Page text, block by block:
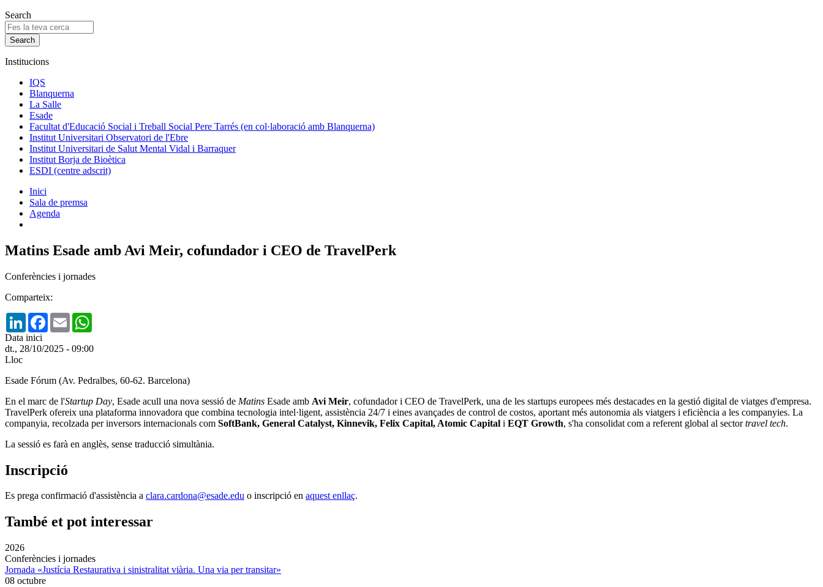
Search
Institucions
IQS
Blanquerna
La Salle
Esade
Facultat d'Educació Social i Treball Social Pere Tarrés (en col·laboració amb Blanquerna)
Institut Universitari Observatori de l'Ebre
Institut Universitari de Salut Mental Vidal i Barraquer
Institut Borja de Bioètica
ESDI (centre adscrit)
Inici
Sala de premsa
Agenda
Matins Esade amb Avi Meir, cofundador i CEO de TravelPerk
Conferències i jornades
Comparteix:
LinkedInFacebook
Email
Data inici
dt., 28/10/2025 - 09:00
Lloc
Esade Fórum (Av. Pedralbes, 60-62. Barcelona)
En el marc de l'Startup Day, Esade acull una nova sessió de Matins Esade amb Avi Meir, cofundador i CEO de TravelPerk, una de les startups europees més destacades en la gestió digital de viatges d'empresa.
TravelPerk ofereix una plataforma innovadora que combina tecnologia intel·ligent, assistència 24/7 i eines avançades de control de costos, aportant més autonomia als viatgers i eficiència a les companyies. La
companyia, recolzada per inversors internacionals com SoftBank, General Catalyst, Kinnevik, Felix Capital, Atomic Capital i EQT Growth, s'ha consolidat com a referent global al sectortravel tech.
La sessió es farà en anglès, sense traducció simultània.
Inscripció
Es prega confirmació d'assistència a clara.cardona@esade.edu o inscripció en aquest enllaç.
També et pot interessar
2026
Conferències i jornades
Jornada «Justícia Restaurativa i sinistralitat viària. Una via per transitar»
08 octubre